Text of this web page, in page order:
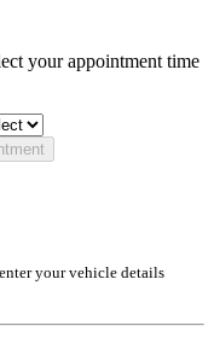
your appointment time
your vehicle details